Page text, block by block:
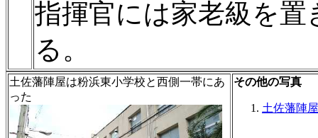
指揮官には家老級を
る。
土佐藩陣屋は粉浜東小学校と西側一帯にあ
った
その他の写真
土佐藩陣